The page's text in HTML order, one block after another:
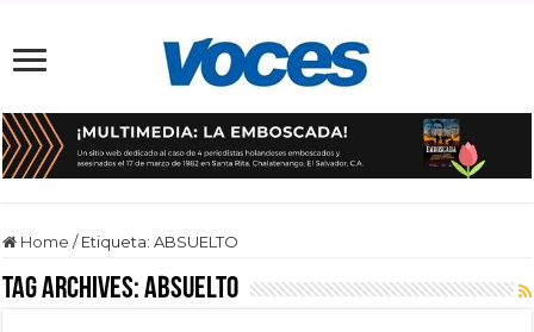
Home / Etiqueta:ABSUELTO
Tag Archives:ABSUELTO